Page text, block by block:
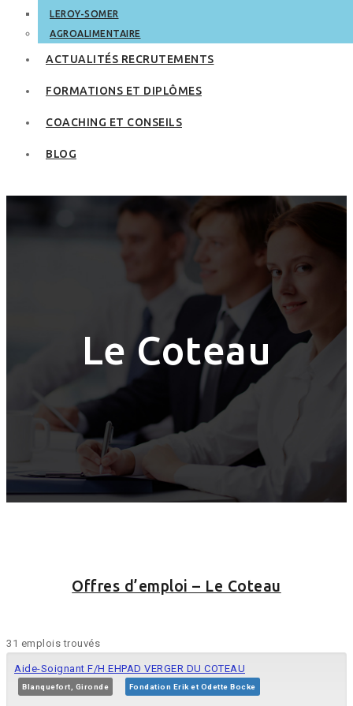
LEROY-SOMER
AGROALIMENTAIRE
ACTUALITÉS RECRUTEMENTS
FORMATIONS ET DIPLÔMES
COACHING ET CONSEILS
BLOG
Le Coteau
Offres d’emploi – Le Coteau
31 emplois trouvés
Aide-Soignant F/H EHPAD VERGER DU COTEAU
Blanquefort, Gironde Fondation Erik et Odette Bocke